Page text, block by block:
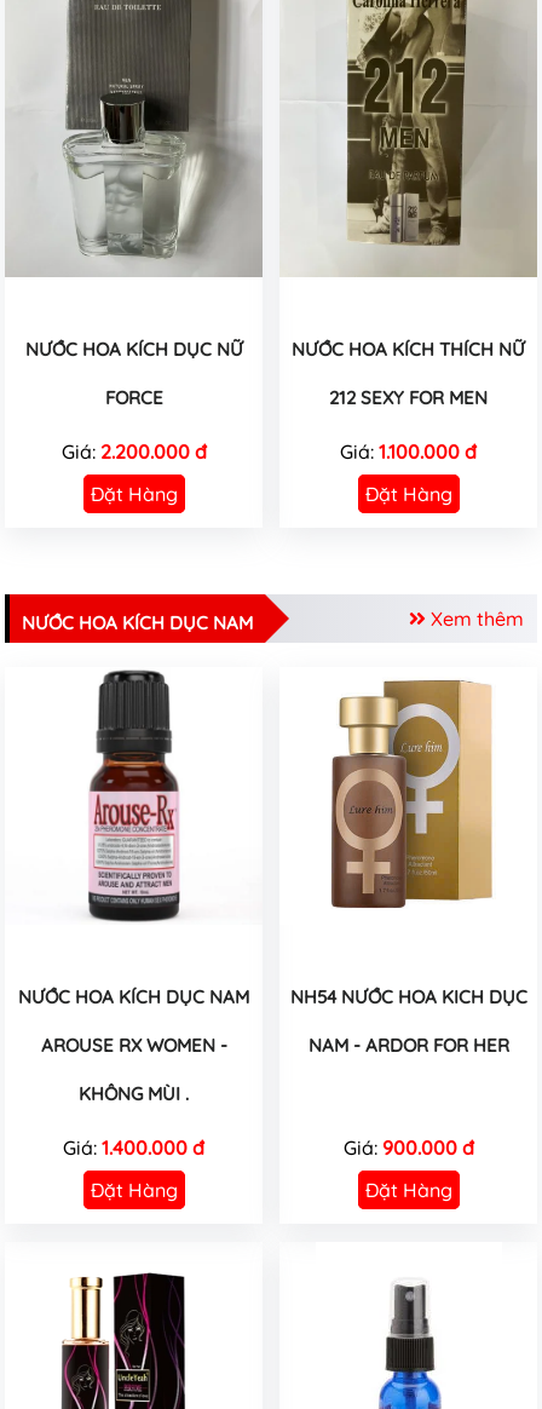
NƯỚC HOA KÍCH DỤC NỮ
FORCE
Giá: 2.200.000 đ
Đặt Hàng
NƯỚC HOA KÍCH THÍCH NỮ
212 SEXY FOR MEN
Giá: 1.100.000 đ
Đặt Hàng
Xem thêm
NƯỚC HOA KÍCH DỤC NAM
NƯỚC HOA KÍCH DỤC NAM
AROUSE RX WOMEN -
KHÔNG MÙI .
Giá: 1.400.000 đ
Đặt Hàng
NH54 NƯỚC HOA KICH DỤC
NAM - ARDOR FOR HER
Giá: 900.000 đ
Đặt Hàng